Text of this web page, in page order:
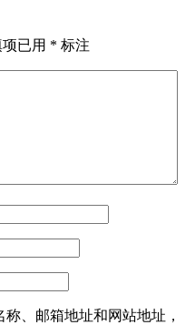
已用 * 标注
、邮箱地址和网站地址，